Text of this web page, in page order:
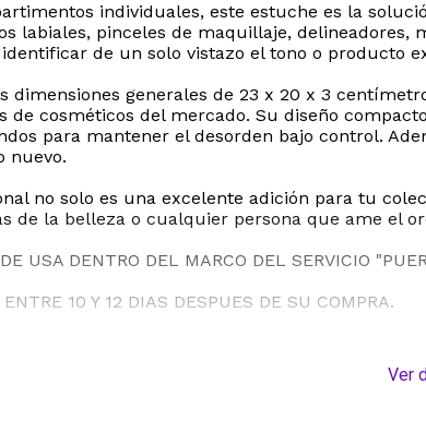
individuales, este estuche es la
labiales, pinceles de maquillaje,
de un solo vistazo el tono o producto
dimensiones generales de 23 x 20 x 3
de cosméticos del mercado. Su diseño
para mantener el desorden bajo control.
nuevo.
no solo es una excelente adición para tu
de la belleza o cualquier persona que ame el
USA DENTRO DEL MARCO DEL SERVICIO
10 Y 12 DIAS DESPUES DE SU COMPRA.
Ver